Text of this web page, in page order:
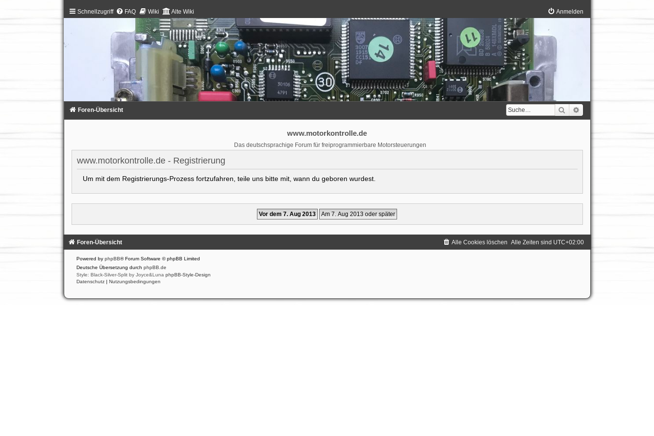
Schnellzugriff FAQ Wiki Alte Wiki Anmelden
Suche
Foren-Übersicht
www.motorkontrolle.de
Das deutschsprachige Forum für freiprogrammierbare Motorsteuerungen
www.motorkontrolle.de - Registrierung
Um mit dem Registrierungs-Prozess fortzufahren, teile uns bitte mit, wann du geboren wurdest.
Foren-Übersicht Alle Zeiten sind UTC+02:00
Alle Cookies löschen
Powered by phpBB® Forum Software © phpBB Limited
Deutsche Übersetzung durch phpBB.de
Style: Black-Silver-Split by Joyce&Luna phpBB-Style-Design
Datenschutz | Nutzungsbedingungen